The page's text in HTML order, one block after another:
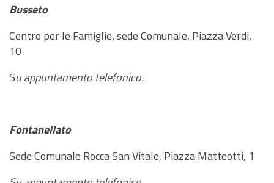
Busseto
Centro per le Famiglie, sede Comunale, Piazza Verdi,
10
Su appuntamento telefonico.
Fontanellato
Sede Comunale Rocca San Vitale, Piazza Matteotti, 1